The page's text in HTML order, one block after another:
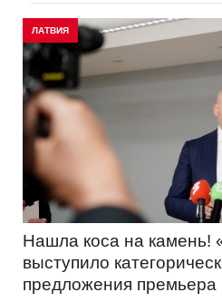
ЛАТВИЯ
Нашла коса на камень!
выступило
предложения